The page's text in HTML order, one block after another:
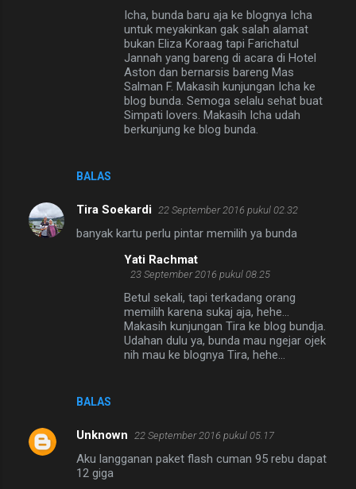
BALAS
Icha, bunda baru aja ke blognya Icha
untuk meyakinkan gak salah alamat
bukan Eliza Koraag tapi Farichatul
Jannah yang bareng di acara di Hotel
Aston dan bernarsis bareng Mas
Salman F. Makasih kunjungan Icha ke
blog bunda. Semoga selalu sehat buat
Simpati lovers. Makasih Icha udah
berkunjung ke blog bunda.
Tira Soekardi 22 September 2016 pukul 02.32
banyak kartu perlu pintar memilih ya bunda
BALAS
Yati Rachmat
23 September 2016 pukul 08.25
Betul sekali, tapi terkadang orang
memilih karena sukaj aja, hehe...
Makasih kunjungan Tira ke blog bundja.
Udahan dulu ya, bunda mau ngejar ojek
nih mau ke blognya Tira, hehe...
Unknown 22 September 2016 pukul 05.17
Aku langganan paket flash cuman 95 rebu dapat
12 giga